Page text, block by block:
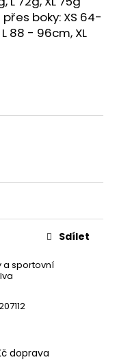
boky: XS 64-
88 - 96cm, XL
a sportovní
Sdílet
doprava